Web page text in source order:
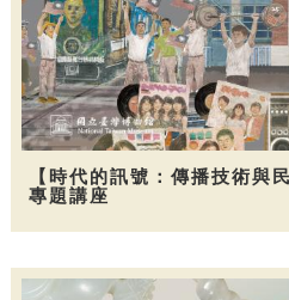
【時代的訊號：傳播技術與
專題講座